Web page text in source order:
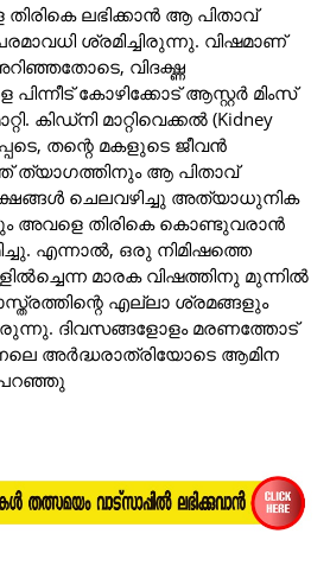
ലഭിക്കാൻ ആ പിതാവ്
ശ്രമിച്ചിരുന്നു. വിഷമാണ്
വിദഗ്ദ്ധ
പിന്നീട് കോഴിക്കോട് ആസ്റ്റർ മിംസ്
കിഡ്നി മാറ്റിവെക്കൽ (Kidney
തന്റെ മകളുടെ ജീവൻ
ത്യാഗത്തിനും ആ പിതാവ്
ചെലവഴിച്ചു അത്യാധുനിക
അവളെ തിരികെ കൊണ്ടുവരാൻ
എന്നാൽ, ഒരു നിമിഷത്തെ
മാരക വിഷത്തിനു മുന്നിൽ
എല്ലാ ശ്രമങ്ങളും
ദിവസങ്ങളോളം മരണത്തോട്
അർദ്ധരാത്രിയോടെ ആമിന